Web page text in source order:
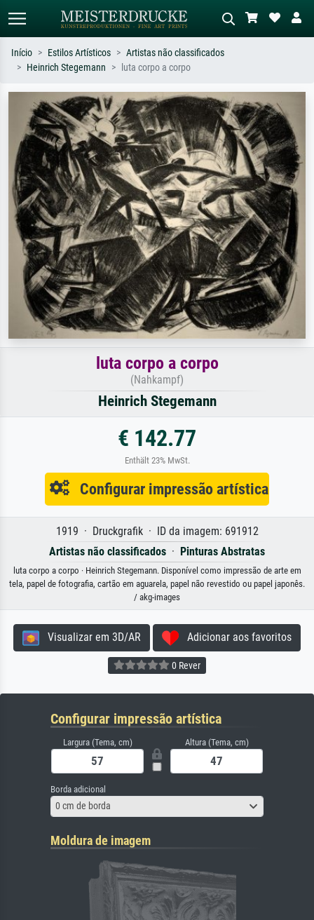
Pesquise por artista, título ou estilo –
ex: Monet, Noite Estrelada,
impressionismo, onda de Hokusai, nu.
Descreva a cena – ex: prado verde,
abstrato com muito vermelho, pintura
a óleo escura, nu em pé ao lado de
uma árvore.
Início Estilos Artísticos
Artistas não classificados
Heinrich Stegemann
luta corpo a corpo
luta corpo a corpo
(Nahkampf)
Heinrich Stegemann
€ 142.77
Enthält 23% MwSt.
Configurar impressão artística
1919 · Druckgrafik · ID da imagem: 691912
Artistas não classificados · Pinturas Abstratas
luta corpo a corpo · Heinrich Stegemann. Disponível como impressão de arte em
tela, papel de fotografia, cartão em aguarela, papel não revestido ou papel japonês.
/ akg-images
Visualizar em 3D/AR Adicionar aos favoritos
0 Rever
Configurar impressão artística
Largura (Tema, cm) Altura (Tema, cm)
Borda adicional
0 cm de borda
Moldura de imagem